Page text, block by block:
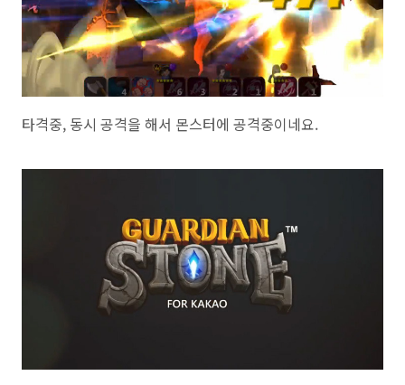
타격중, 동시 공격을 해서 몬스터에 공격중이네요.